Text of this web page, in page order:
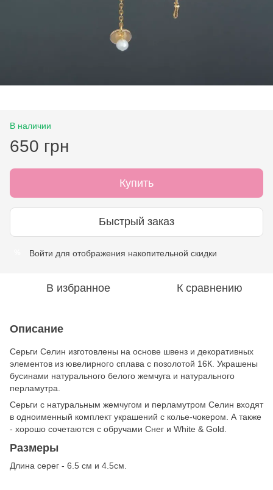
В наличии
650 грн
Купить
Быстрый заказ
Войти для отображения накопительной скидки
В избранное К сравнению
Описание
Серьги Селин изготовлены на основе швенз и декоративных
элементов из ювелирного сплава с позолотой 16К. Украшены
бусинами натурального белого жемчуга и натурального
перламутра.
Серьги c натуральным жемчугом и перламутром Селин входят
в одноименный комплект украшений с колье-чокером. А также
- хорошо сочетаются с обручами Снег и White & Gold.
Размеры
Длина серег - 6.5 см и 4.5см.